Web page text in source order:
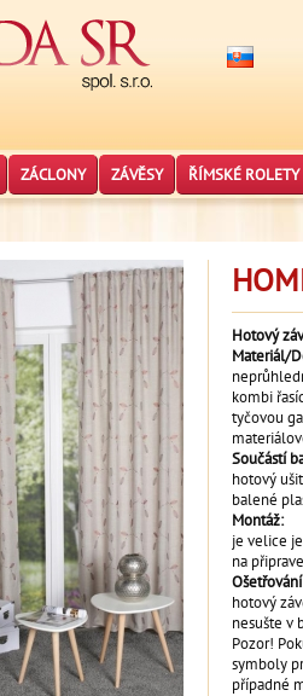
ZÁCLONY ZÁVĚSY ŘÍMSKÉ ROLETY
Hotový
Materiál/
kombi
tyčovou
Součástí
hotový
balené
Montáž:
je velice
na
hotový
nesušte v
Pozor!
symboly
případné